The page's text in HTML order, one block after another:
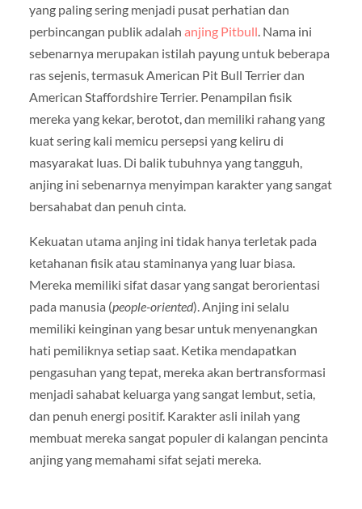
yang paling sering menjadi pusat perhatian dan
perbincangan publik adalah anjing Pitbull. Nama ini
sebenarnya merupakan istilah payung untuk beberapa
ras sejenis, termasuk American Pit Bull Terrier dan
American Staffordshire Terrier. Penampilan fisik
mereka yang kekar, berotot, dan memiliki rahang yang
kuat sering kali memicu persepsi yang keliru di
masyarakat luas. Di balik tubuhnya yang tangguh,
anjing ini sebenarnya menyimpan karakter yang sangat
bersahabat dan penuh cinta.
Kekuatan utama anjing ini tidak hanya terletak pada
ketahanan fisik atau staminanya yang luar biasa.
Mereka memiliki sifat dasar yang sangat berorientasi
pada manusia (people-oriented). Anjing ini selalu
memiliki keinginan yang besar untuk menyenangkan
hati pemiliknya setiap saat. Ketika mendapatkan
pengasuhan yang tepat, mereka akan bertransformasi
menjadi sahabat keluarga yang sangat lembut, setia,
dan penuh energi positif. Karakter asli inilah yang
membuat mereka sangat populer di kalangan pencinta
anjing yang memahami sifat sejati mereka.